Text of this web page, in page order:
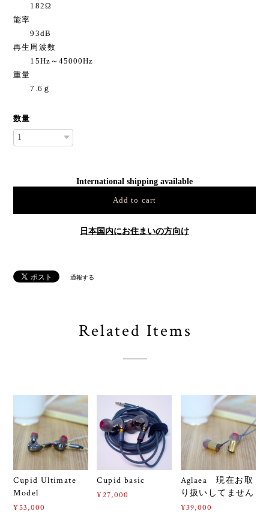
182Ω
能率
93dB
再生周波数
15Hz～45000Hz
重量
7.6ｇ
数量
International shipping available
Add to cart
日本国内にお住まいの方向け
通報する
Related Items
Cupid Ultimate
Model
¥53,000
Cupid basic
¥27,000
Aglaea 現在お取
り扱いしてません
¥39,000